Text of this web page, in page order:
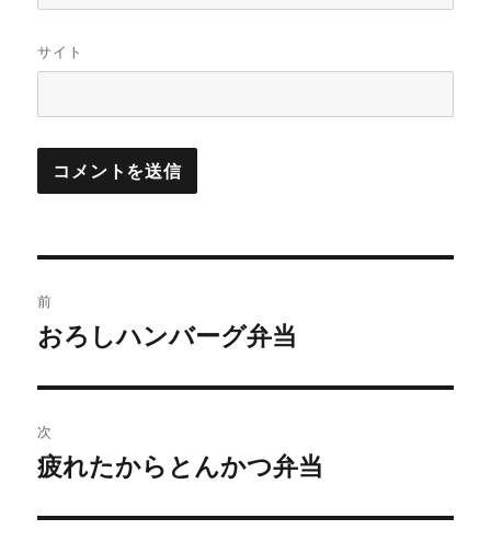
サイト
稿
ビ
ゲ
ー
前
前
投
稿:
おろしハンバーグ弁当
次
次
投
疲れたからとんかつ弁当